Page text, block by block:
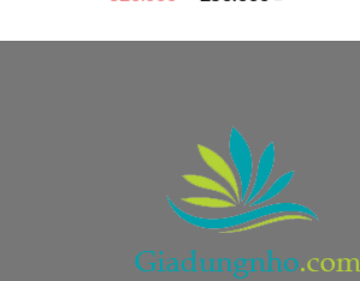
là:
tại